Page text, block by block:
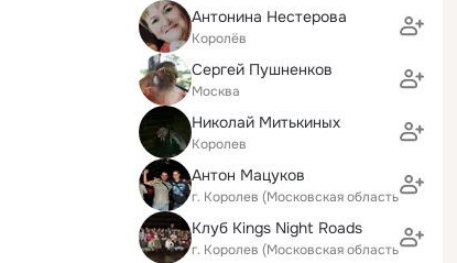
Антонина Нестерова
Королёв
Сергей Пушненков
Москва
Николай Митькиных
Королев
Антон Мацуков
г. Королев (Московская область)
Клуб Kings Night Roads
г. Королев (Московская область)